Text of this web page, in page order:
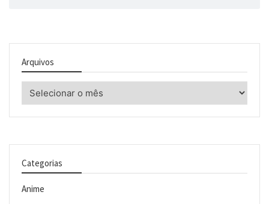
Arquivos
Categorias
Anime